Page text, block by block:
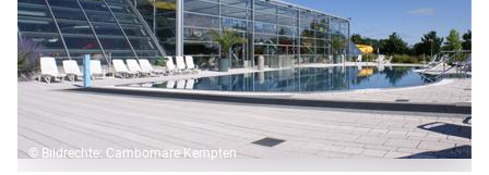
© Bildrechte: Cambomare Kempten